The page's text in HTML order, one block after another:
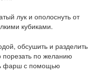
лук и ополоснуть от
кубиками.
обсушить и разделить
по желанию
фарш с помощью